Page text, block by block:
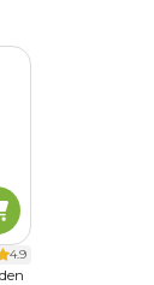
4.9